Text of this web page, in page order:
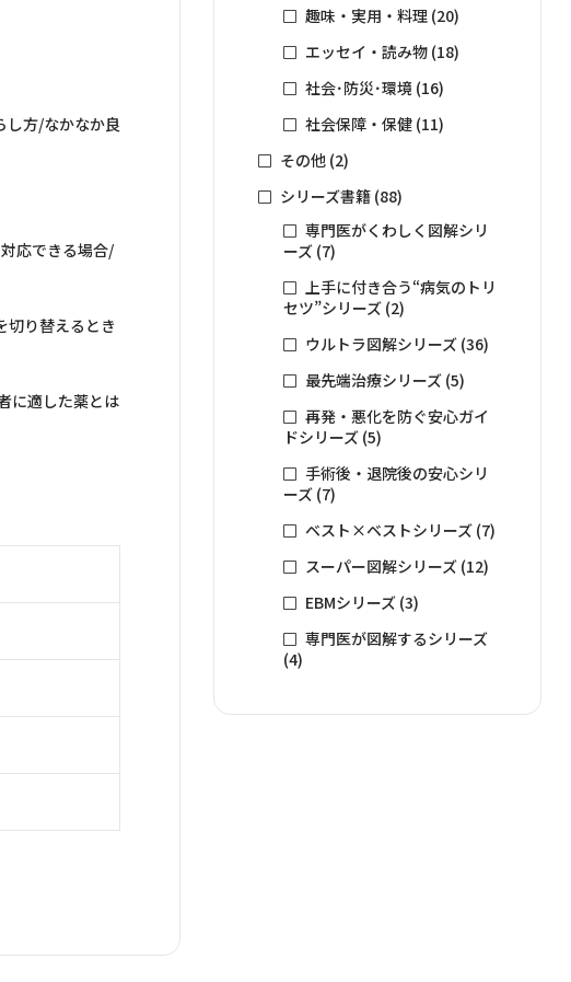
し方/なかなか良
応できる場合/
切り替えるとき
に適した薬とは
趣味・実用・料理 (20)
エッセイ・読み物 (18)
社会･防災･環境 (16)
社会保障・保健 (11)
その他 (2)
シリーズ書籍 (88)
専門医がくわしく図解シリ
ーズ (7)
上手に付き合う“病気のトリ
セツ”シリーズ (2)
ウルトラ図解シリーズ (36)
最先端治療シリーズ (5)
再発・悪化を防ぐ安心ガイ
ドシリーズ (5)
手術後・退院後の安心シリ
ーズ (7)
ベスト×ベストシリーズ (7)
スーパー図解シリーズ (12)
EBMシリーズ (3)
専門医が図解するシリーズ
(4)